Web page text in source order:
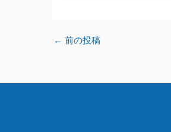
← 前の投稿